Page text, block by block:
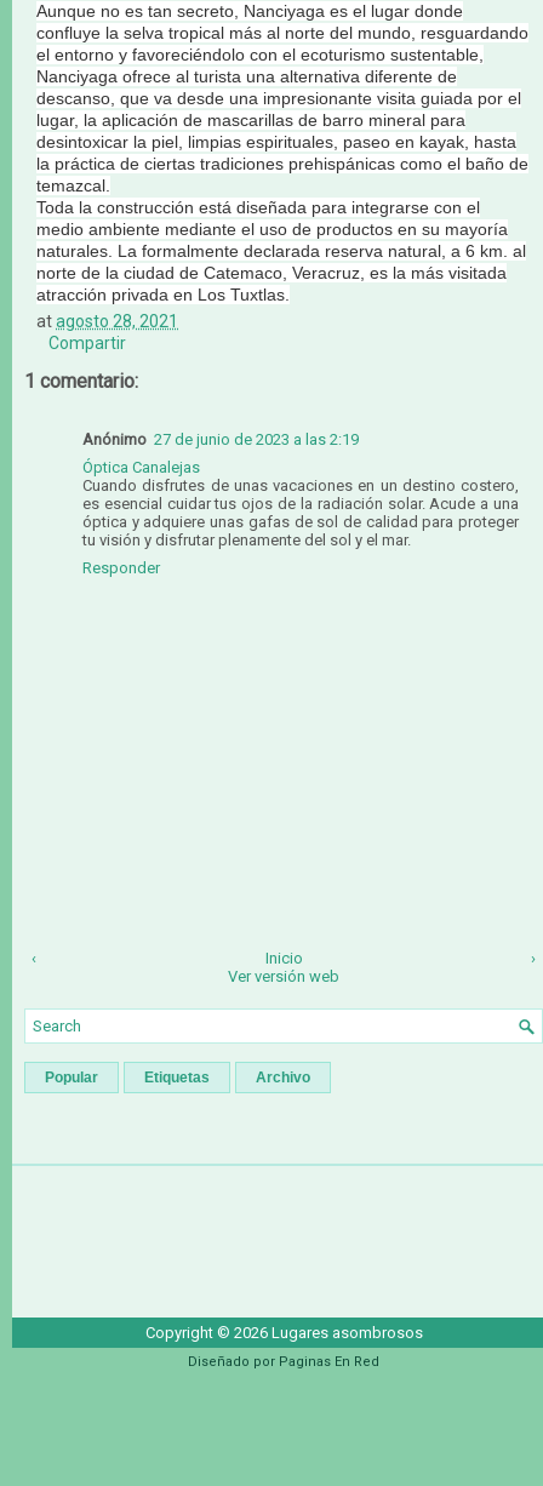
Aunque no es tan secreto, Nanciyaga es el lugar donde
confluye la selva tropical más al norte del mundo, resguardando
el entorno y favoreciéndolo con el ecoturismo sustentable
Nanciyaga ofrece al turista una alternativa diferente de
descanso, que va desde una impresionante visita guiada por el
lugar, la aplicación de mascarillas de barro mineral para
desintoxicar la piel, limpias espirituales, paseo en kayak, hasta
la práctica de ciertas tradiciones prehispánicas como el baño de
temazcal.
Toda la construcción está diseñada para integrarse con el
medio ambiente mediante el uso de productos en su mayoría
naturales. La formalmente declarada reserva natural, a 6 km. al
norte de la ciudad de Catemaco, Veracruz, es la más visitada
atracción privada en Los Tuxtlas.
atagosto 28, 2021
Compartir
1 comentario:
Anónimo 27 de junio de 2023 a las 2:19
Óptica Canalejas
Cuando disfrutes de unas vacaciones en un destino costero,
es esencial cuidar tus ojos de la radiación solar. Acude a una
óptica y adquiere unas gafas de sol de calidad para proteger
tu visión y disfrutar plenamente del sol y el mar.
Responder
‹ ›
Inicio
Ver versión web
Popular Etiquetas Archivo
Copyright © 2026 Lugares asombrosos
Diseñado por Paginas En Red